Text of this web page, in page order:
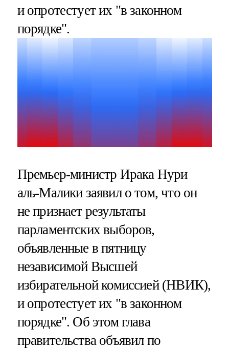
и опротестует их "в законном
порядке".
Премьер-министр Ирака Нури
аль-Малики заявил о том, что он
не признает результаты
парламентских выборов,
объявленные в пятницу
независимой Высшей
избирательной комиссией (НВИК),
и опротестует их "в законном
порядке". Об этом глава
правительства объявил по